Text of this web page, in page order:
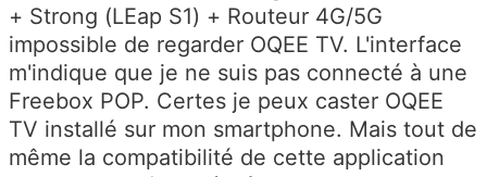
+ Strong (LEap S1) + Routeur 4G/5G
impossible de regarder OQEE TV. L'interface
m'indique que je ne suis pas connecté à une
Freebox POP. Certes je peux caster OQEE
TV installé sur mon smartphone. Mais tout de
même la compatibilité de cette application